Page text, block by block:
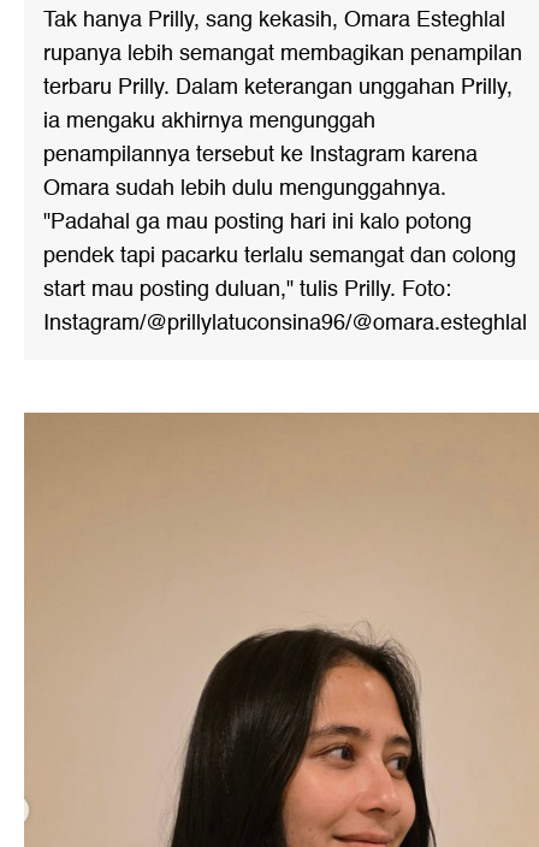
Tak hanya Prilly, sang kekasih, Omara Esteghlal
rupanya lebih semangat membagikan penampilan
terbaru Prilly. Dalam keterangan unggahan Prilly,
ia mengaku akhirnya mengunggah
penampilannya tersebut ke Instagram karena
Omara sudah lebih dulu mengunggahnya.
"Padahal ga mau posting hari ini kalo potong
pendek tapi pacarku terlalu semangat dan colong
start mau posting duluan," tulis Prilly. Foto:
Instagram/@prillylatuconsina96/@omara.esteghlal